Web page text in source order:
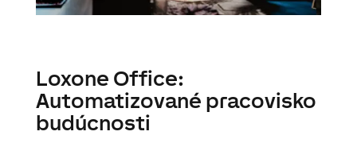
Loxone Office:
Automatizované pracovisko
budúcnosti